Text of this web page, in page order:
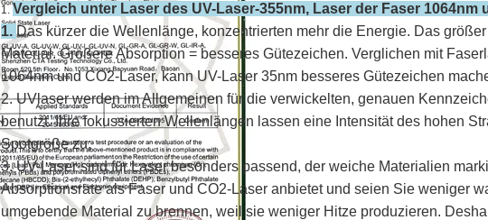
1. Vergleich unter Laser des UV-Laser-355nm, Laser der Faser 1064nm
1. Das kürzer die Wellenlänge, konzentrierten mehr die Energie. Das
Material. Größere Absorption = besseres Gütezeichen. Verglichen mit
1064nm und CO2-Laser, kann UV-Laser 35nm besseres Gütezeichen
2. UVlaser werden im Allgemeinen für die verwickelten, genauen
benutzt. Ihre fokussierten Wellenlängen lassen eine Intensität des hohen
Spotgröße zu;
3. UV-Laser sind für Laser besonders passend, der weiche Materialien
Absorptionsrate als Faser und CO2-Laser anbietet und seien Sie weniger
umgebende Material zu brennen, weil sie weniger Hitze produzieren.